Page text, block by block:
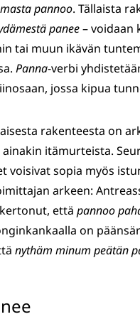
pannoo. Tällaista
panee– voidaan
tai muun ikävän
Panna-verbi
jossa kipua
rakenteesta on
itämurteista.
voisivat sopia myös
arkeen:
että pannoo
on
nythäm minum peätän